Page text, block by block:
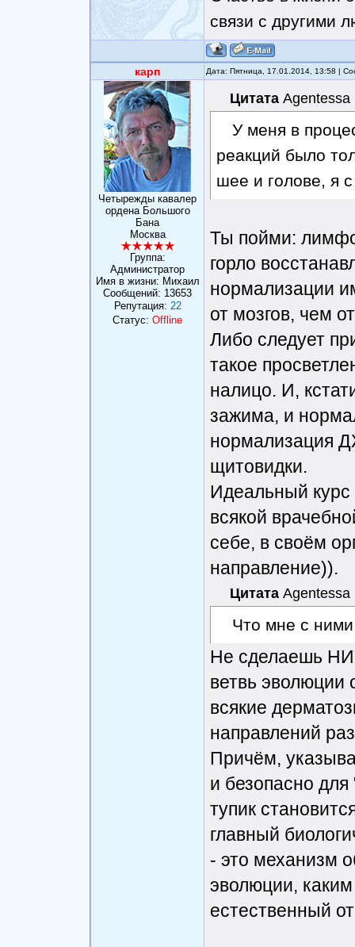
связи с другими
карп Дата: Пятница, 17.01.2014, 13:58 |
Четырежды кавалер
ордена Большого
Бана
Москва
Группа:
Администратор
Имя в жизни: Михаил
Сообщений: 13653
Репутация: 22
Статус: Offline
Цитата Agentessa
У меня в
реакций было
шее и голове, я
Ты пойми:
горло
нормализации
от мозгов, чем
Либо следует
такое
налицо. И,
зажима, и
нормализация
щитовидки.
Идеальный курс
всякой
себе, в своём
направление)).
Цитата Agentessa
Что мне с
Не сделаешь
ветвь эволюции
всякие
направлений
Причём,
и безопасно для
тупик
главный
- это механизм
эволюции,
естественный